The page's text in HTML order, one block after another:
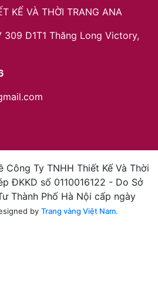
KẾ VÀ THỜI TRANG ANA
D1T1 Thăng Long Victory,
Công Ty TNHH Thiết Kế Và Thời
ĐKKD số 0110016122 - Do Sở
Thành Phố Hà Nội cấp ngày
by Trang vàng Việt Nam.